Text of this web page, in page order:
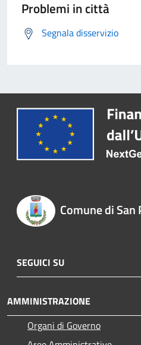
Problemi in città
Segnala disservizio
Comune di
SEGUICI SU
AMMINISTRAZIONE
Organi di Governo